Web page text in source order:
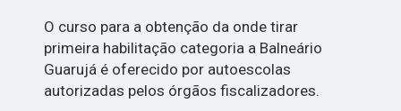
O curso para a obtenção da onde tirar
primeira habilitação categoria a Balneário
Guarujá é oferecido por autoescolas
autorizadas pelos órgãos fiscalizadores.